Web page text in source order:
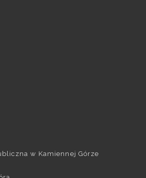
w Kamiennej Górze